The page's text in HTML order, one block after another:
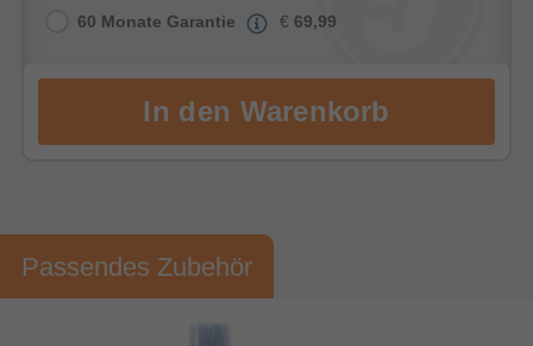
60 Monate Garantie € 69,99
Passendes Zubehör